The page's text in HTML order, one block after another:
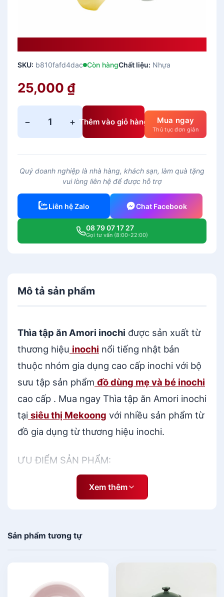
SKU: b810fafd4dac Còn hàngChất liệu: Nhựa
25,000 ₫
−
h
p
n
i
n
c
h
i
s
ố
ư
ợ
n
+ Thêm vào giỏ hàng Mua ngay
Thủ tục đơn giản
Quý doanh nghiệp là nhà hàng, khách sạn, làm quà tặng
vui lòng liên hệ để được hỗ trợ
Liên hệ Zalo Chat Facebook
08 79 07 17 27
Gọi tư vấn (8:00-22:00)
Mô tả sản phẩm
Thìa tập ăn Amori inochi được sản xuất từ
thương hiệu inochi nổi tiếng nhật bản
thuộc nhóm gia dụng cao cấp inochi với bộ
sưu tập sản phẩm đồ dùng mẹ và bé inochi
cao cấp . Mua ngay Thìa tập ăn Amori inochi
tại siêu thị Mekoong với nhiều sản phẩm từ
đồ gia dụng từ thương hiệu inochi.
ƯU ĐIỂM SẢN PHẨM:
Thùng đựng thực phẩm được làm
toàn vệ sinh thực phẩm, không
trong quá trình sử dụng, đảm bảo
Xem thêm
Sản phẩm tương tự